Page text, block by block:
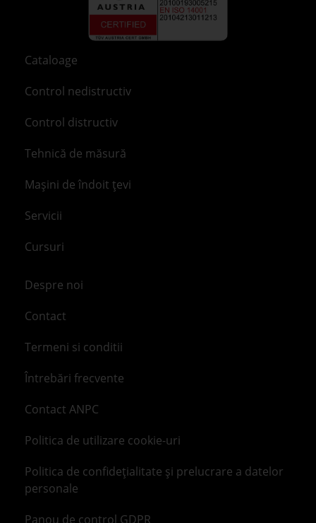
Cataloage
Control nedistructiv
Control distructiv
Tehnică de măsură
Mașini de îndoit țevi
Servicii
Cursuri
Despre noi
Contact
Termeni si conditii
Întrebări frecvente
Contact ANPC
Politica de utilizare cookie-uri
Politica de confidețialitate și prelucrare a datelor
personale
Panou de control GDPR